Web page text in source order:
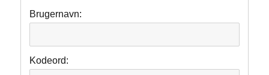
Brugernavn:
Kodeord: